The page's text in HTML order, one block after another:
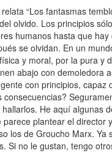
“Los fantasmas
olvido. Los principios
humanos hasta que
se olvidan. En un
y moral, por la pura y
abajo con demoledora
con principios, capaz
consecuencias?
He aquí algunas
plantear el director
los de Groucho Marx. Ya
Si no le gustan, tengo